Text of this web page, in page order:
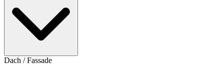
Dach / Fassade